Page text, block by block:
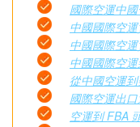
國際空運中
中國國際空
中國國際空
中國國際空
從中國空運
國際空運出
空運到 FBA